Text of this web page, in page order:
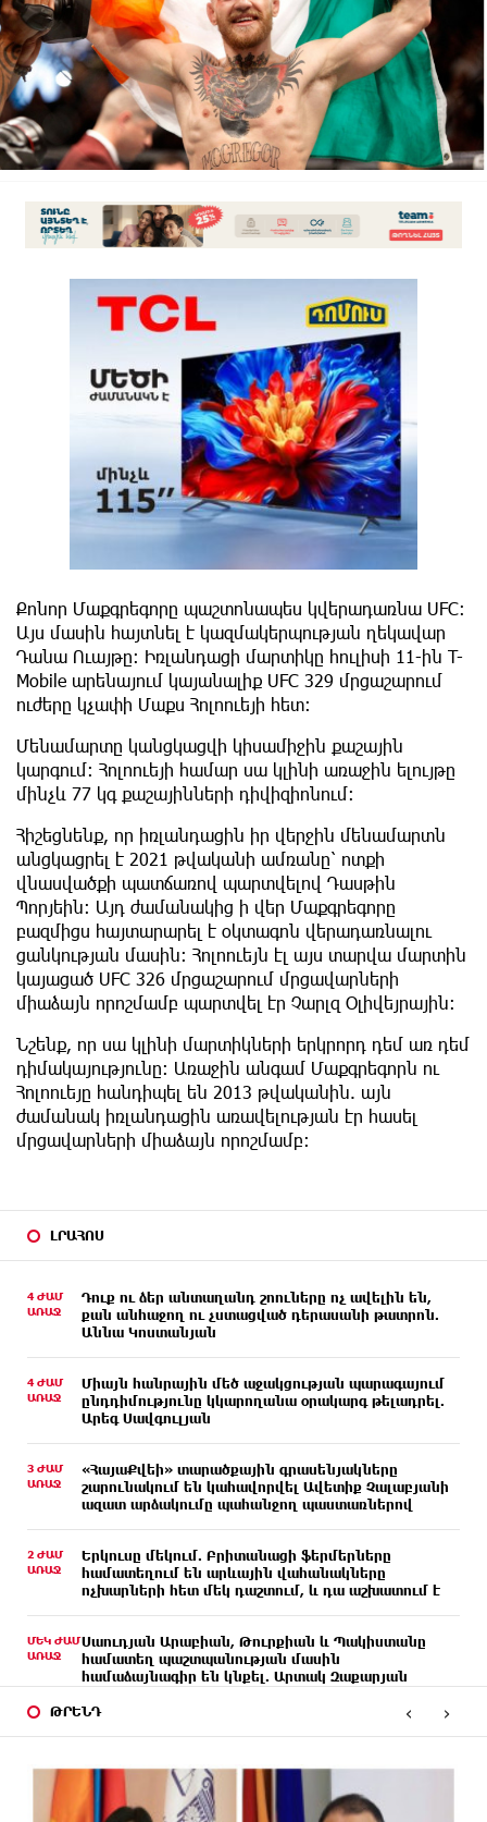
ԼՐԱՀՈՍ
4 ԺԱՄ
ԱՌԱՋ
Դուք ու ձեր անտաղանդ շոուները ոչ ավելին են,
քան անհաջող ու չստացված դերասանի թատրոն.
Աննա Կոստանյան
4 ԺԱՄ
ԱՌԱՋ
Միայն հանրային մեծ աջակցության պարագայում
ընդդիմությունը կկարողանա օրակարգ թելադրել.
Արեգ Սավգուլյան
3 ԺԱՄ
ԱՌԱՋ
«ՀայաՔվեի» տարածքային գրասենյակները
շարունակում են կահավորվել Ավետիք Չալաբյանի
ազատ արձակումը պահանջող պաստառներով
2 ԺԱՄ
ԱՌԱՋ
Երկուսը մեկում. Բրիտանացի ֆերմերները
համատեղում են արևային վահանակները
ոչխարների հետ մեկ դաշտում, և դա աշխատում է
ՄԵԿ ԺԱՄ
ԱՌԱՋ
Սաուդյան Արաբիան, Թուրքիան և Պակիստանը
համատեղ պաշտպանության մասին
համաձայնագիր են կնքել. Արտակ Զաքարյան
հետապնդումները և ճնշումները
Քոնոր Մաքգրեգորը պաշտոնապես կվերադառնա UFC։
Այս մասին հայտնել է կազմակերպության ղեկավար
Դանա Ուայթը։ Իռլանդացի մարտիկը հուլիսի 11-ին T-
Mobile արենայում կայանալիք UFC 329 մրցաշարում
ուժերը կչափի Մաքս Հոլոուեյի հետ։
​Մենամարտը կանցկացվի կիսամիջին քաշային
կարգում։ Հոլոուեյի համար սա կլինի առաջին ելույթը
մինչև 77 կգ քաշայինների դիվիզիոնում։
​Հիշեցնենք, որ իռլանդացին իր վերջին մենամարտն
անցկացրել է 2021 թվականի ամռանը՝ ոտքի
վնասվածքի պատճառով պարտվելով Դասթին
Պորյեին։ Այդ ժամանակից ի վեր Մաքգրեգորը
բազմիցս հայտարարել է օկտագոն վերադառնալու
ցանկության մասին։ Հոլոուեյն էլ այս տարվա մարտին
կայացած UFC 326 մրցաշարում մրցավարների
միաձայն որոշմամբ պարտվել էր Չարլզ Օլիվեյրային։
​Նշենք, որ սա կլինի մարտիկների երկրորդ դեմ առ դեմ
դիմակայությունը։ Առաջին անգամ Մաքգրեգորն ու
Հոլոուեյը հանդիպել են 2013 թվականին. այն
ժամանակ իռլանդացին առավելության էր հասել
մրցավարների միաձայն որոշմամբ։
ԹՐԵՆԴ ‹ ›